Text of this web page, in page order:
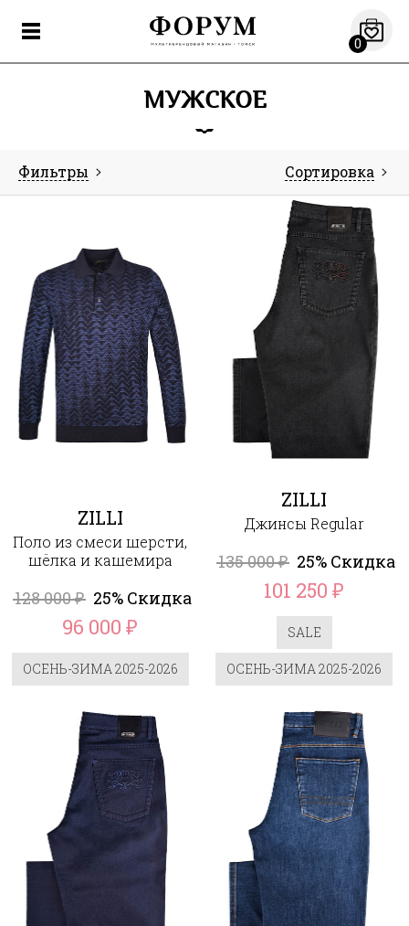
0
МУЖСКОЕ
Фильтры Сортировка
ZILLI
Поло из смеси шерсти,
шёлка и кашемира
128 000₽ 25% Скидка
96 000₽
ОСЕНЬ-ЗИМА 2025-2026
ZILLI
Джинсы Regular
135 000₽ 25% Скидка
101 250₽
SALE
ОСЕНЬ-ЗИМА 2025-2026